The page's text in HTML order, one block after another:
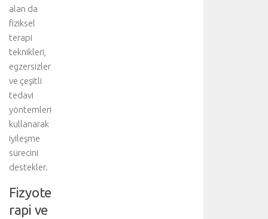
alan da
fiziksel
terapi
teknikleri,
egzersizler
ve çeşitli
tedavi
yöntemleri
kullanarak
iyileşme
sürecini
destekler.
Fizyote
rapi ve